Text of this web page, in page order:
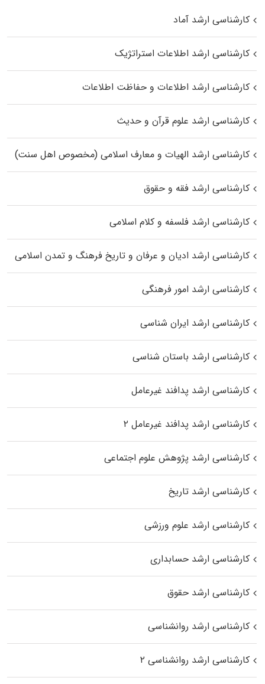
کارشناسی ارشد آماد
کارشناسی ارشد اطلاعات استراتژیک
کارشناسی ارشد اطلاعات و حفاظت اطلاعات
کارشناسی ارشد علوم قرآن و حدیث
کارشناسی ارشد الهیات و معارف اسلامی (مخصوص اهل سنت)
کارشناسی ارشد فقه و حقوق
کارشناسی ارشد فلسفه و کلام اسلامی
کارشناسی ارشد ادیان و عرفان و تاریخ فرهنگ و تمدن اسلامی
کارشناسی ارشد امور فرهنگی
کارشناسی ارشد ایران شناسی
کارشناسی ارشد باستان شناسی
کارشناسی ارشد پدافند غیرعامل
کارشناسی ارشد پدافند غیرعامل ۲
کارشناسی ارشد پژوهش علوم اجتماعی
کارشناسی ارشد تاریخ
کارشناسی ارشد علوم ورزشی
کارشناسی ارشد حسابداری
کارشناسی ارشد حقوق
کارشناسی ارشد روانشناسی
کارشناسی ارشد روانشناسی ۲